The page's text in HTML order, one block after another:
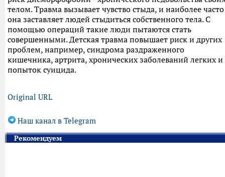
телом. Травма вызывает чувство стыда, и наиболее часто
она заставляет людей стыдиться собственного тела. С
помощью операций такие люди пытаются стать
совершенными. Детская травма повышает риск и других
проблем, например, синдрома раздраженного
кишечника, артрита, хронических заболеваний легких и
попыток суицида.
Original URL
Наш канал в Telegram
Рекомендуем